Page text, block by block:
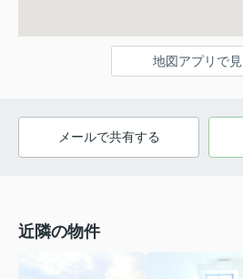
地図アプリで見
メールで共有する
近隣の物件